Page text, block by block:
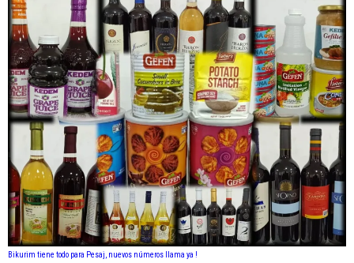
Bikurim tiene todo para Pesaj, nuevos números llama ya !